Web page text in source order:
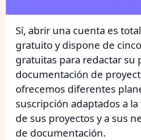
Sí, abrir una cuenta es
gratuito y dispone de
gratuitas para redactar su
documentación de
ofrecemos diferentes
suscripción adaptados a
de sus proyectos y a sus
de documentación.